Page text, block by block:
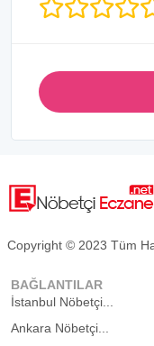
Copyright © 2023 Tüm
BAĞLANTILAR
İstanbul Nöbetçi...
Ankara Nöbetçi...